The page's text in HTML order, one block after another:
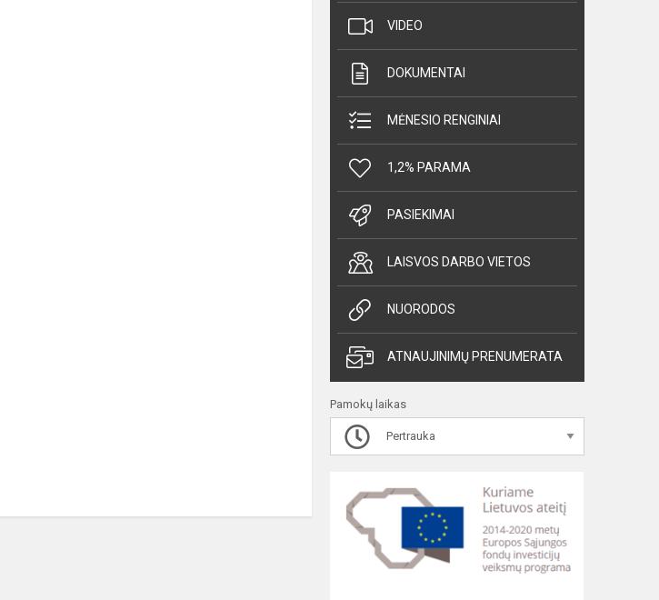
VIDEO
DOKUMENTAI
MĖNESIO RENGINIAI
1,2% PARAMA
PASIEKIMAI
LAISVOS DARBO VIETOS
NUORODOS
ATNAUJINIMŲ PRENUMERATA
Pamokų laikas
Pertrauka